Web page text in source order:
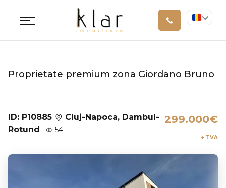
Proprietate premium zona Giordano Bruno
ID: P10885
Cluj-Napoca, Dambul-
Rotund
54
299.000€
+ TVA